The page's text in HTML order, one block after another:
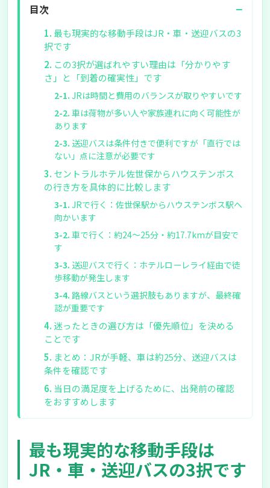
目次 −
最も現実的な移動手段はJR・車・送迎バスの3
択です
この3択が選ばれやすい理由は「分かりやす
さ」と「到着の確実性」です
JRは時間と費用のバランスが取りやすいです
車は荷物が多い人や家族連れに向く可能性が
あります
送迎バスは条件付きで便利ですが「直行では
ない」点に注意が必要です
セントラルホテル佐世保からハウステンボス
の行き方を具体的に比較します
JRで行く：佐世保駅からハウステンボス駅へ
向かいます
車で行く：約24〜25分・約17.7kmが目安で
す
送迎バスで行く：ホテルローレライ経由で徒
歩移動が発生します
路線バスという選択肢もありますが、最終確
認が重要です
迷ったときの選び方は「優先順位」を決める
ことです
まとめ：JRが手軽、車は約25分、送迎バスは
条件を確認です
当日の満足度を上げるために、出発前の確認
をおすすめします
最も現実的な移動手段は
JR・車・送迎バスの3択です